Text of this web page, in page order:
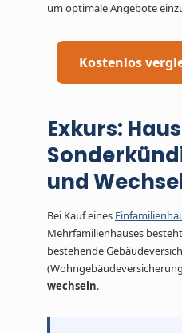
um optimale Angebote
Kostenlos
Exkurs:
und
Bei Kauf eines
Mehrfamilienhauses
bestehende
wechseln.